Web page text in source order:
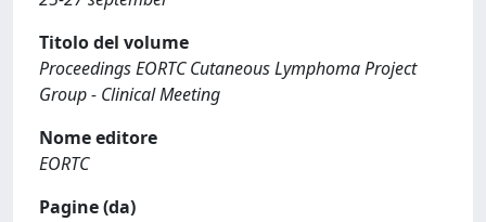
Titolo del volume
Proceedings EORTC Cutaneous Lymphoma Project
Group - Clinical Meeting
Nome editore
EORTC
Pagine (da)